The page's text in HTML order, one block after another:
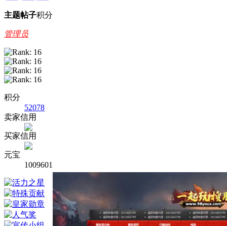
主题帖子积分
管理员
积分
52078
卖家信用
买家信用
元宝
1009601